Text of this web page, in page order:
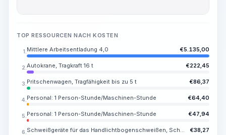
TOP RESSOURCEN NACH KOSTEN
1. Mittlere Arbeitsentladung 4,0 €5.135,00
2. Autokrane, Tragkraft 16 t €222,45
3. Pritschenwagen, Tragfähigkeit bis zu 5 t €86,37
4. Personal: 1 Person-Stunde/Maschinen-Stunde €64,40
5. Personal: 1 Person-Stunde/Maschinen-Stunde €47,94
6. Schweißgeräte für das Handlichtbogenschweißen, Schweißstrom bis 350 A €38,27